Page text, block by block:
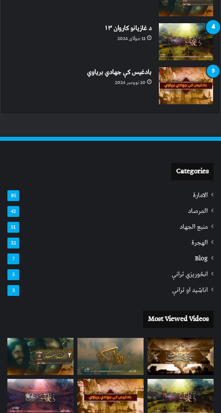
د غازیانو کاروان ۱۳
11 جولای 2024
بادغیس کې جهادي بریاوي
20 نوومبر 2024
Categories
الامارة 85
المرصاد 42
منبع الجهاد 51
الهجرة 32
Blog
7
انځوریزي ترانې 5
اناشید او ترانې 3
Most Viewed Videos